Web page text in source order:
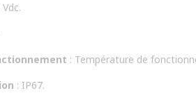
: Température de
: IP67.